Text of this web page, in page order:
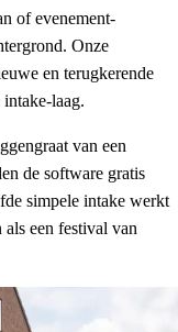
of evenement-
Onze
en terugkerende
laag.
van een
de software gratis
simpele intake werkt
een festival van